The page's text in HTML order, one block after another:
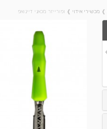
❱ מכשירי אידוי ❱ ופורייזר מכאני דיינואפ